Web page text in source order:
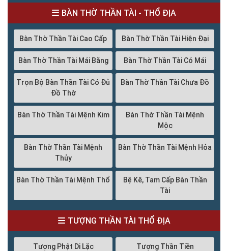
BÀN THỜ THẦN TÀI - THỔ ĐỊA
Bàn Thờ Thần Tài Cao Cấp Bàn Thờ Thần Tài Hiện Đại
Bàn Thờ Thần Tài Mái Bằng Bàn Thờ Thần Tài Có Mái
Trọn Bộ Bàn Thần Tài Có Đủ
Đồ Thờ
Bàn Thờ Thần Tài Chưa Đồ
Bàn Thờ Thần Tài Mệnh Kim
Bàn Thờ Thần Tài Mệnh
Mộc
Bàn Thờ Thần Tài Mệnh
Thủy
Bàn Thờ Thần Tài Mệnh Hỏa
Bàn Thờ Thần Tài Mệnh Thổ
Bệ Kê, Tam Cấp Bàn Thần
Tài
TƯỢNG THẦN TÀI THỔ ĐỊA
Tượng Phật Di Lặc Tượng Thần Tiền